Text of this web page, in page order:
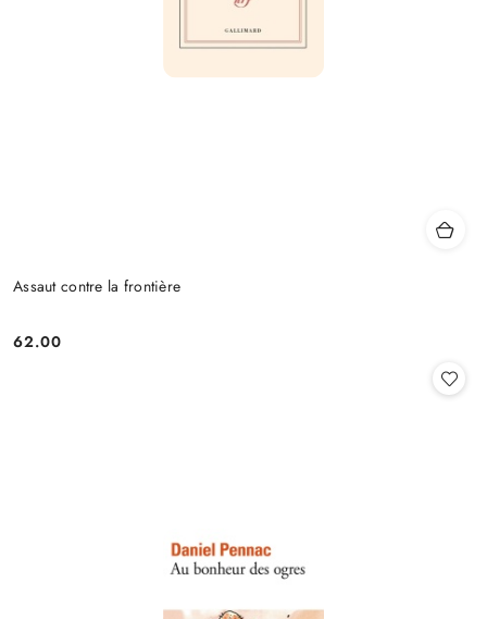
Assaut contre la frontière
Cena:
62.00